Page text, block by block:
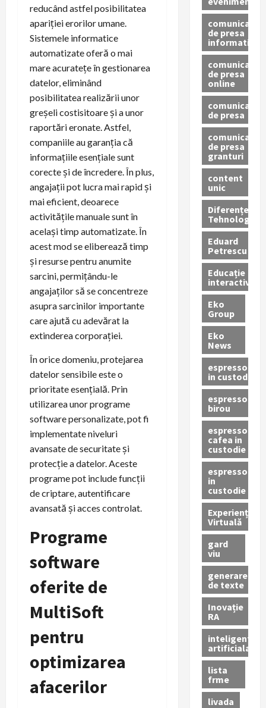
reducând astfel posibilitatea
apariției erorilor umane.
Sistemele informatice
automatizate oferă o mai
mare acuratețe în gestionarea
datelor, eliminând
posibilitatea realizării unor
greșeli costisitoare și a unor
raportări eronate. Astfel,
companiile au garanția că
informațiile esențiale sunt
corecte și de încredere. În plus,
angajații pot lucra mai rapid și
mai eficient, deoarece
activitățile manuale sunt în
același timp automatizate. În
acest mod se eliberează timp
și resurse pentru anumite
sarcini, permițându-le
angajaților să se concentreze
asupra sarcinilor importante
care ajută cu adevărat la
extinderea corporației.
În orice domeniu, protejarea
datelor sensibile este o
prioritate esențială. Prin
utilizarea unor programe
software personalizate, pot fi
implementate niveluri
avansate de securitate și
protecție a datelor. Aceste
programe pot include funcții
de criptare, autentificare
avansată și acces controlat.
Programe
software
oferite de
MultiSoft
pentru
optimizarea
afacerilor
comunicat
de presa
informativ
comunicat
de presa
online
comunicate
de presa
comunicate
de presa
granturi
content
unic
Diferențe
Tehnologice
Eduard
Petrescu
Educație
interactivă
Eko
Group
Eko
News
espressoare
in custodie
espressor
birou
espressor
cafea in
custodie
espressor
in
custodie
Experiență
Virtuală
gard
viu
generare
de texte
Inovație
RA
inteligenta
artificiala
lista
frme
livada